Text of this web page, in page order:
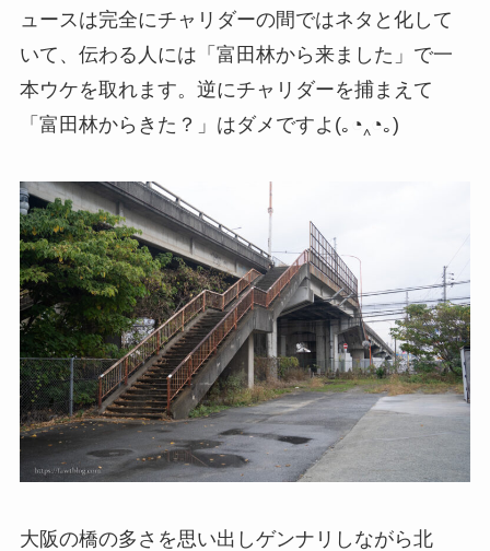
ュースは完全にチャリダーの間ではネタと化して
いて、伝わる人には「富田林から来ました」で一
本ウケを取れます。逆にチャリダーを捕まえて
「富田林からきた？」はダメですよ(｡◔‸◔｡)
大阪の橋の多さを思い出しゲンナリしながら北